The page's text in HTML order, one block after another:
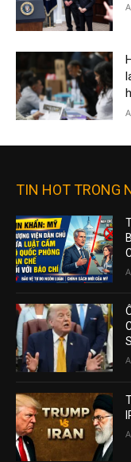
TIN HOT TRONG